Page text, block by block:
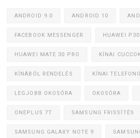
ANDROID 9.0 ANDROID 10
FACEBOOK MESSENGER HUAWEI P30
HUAWEI MATE 30 PRO KÍNAI
KÍNÁBÓL RENDELÉS KÍNAI
LEGJOBB OKOSÓRA OKOSÓRA
ONEPLUS 7T SAMSUNG FRISSÍTÉS
SAMSUNG GALAXY NOTE 9